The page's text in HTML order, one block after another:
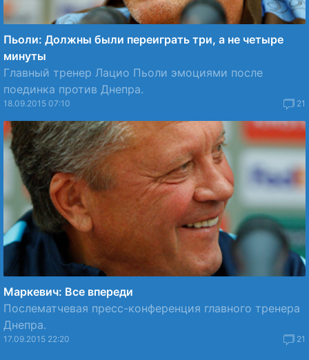
Пьоли: Должны были переиграть три, а не четыре
минуты
Главный тренер Лацио Пьоли эмоциями после
поединка против Днепра.
18.09.2015 07:10 21
Маркевич: Все впереди
Послематчевая пресс-конференция главного тренера
Днепра.
17.09.2015 22:20 21